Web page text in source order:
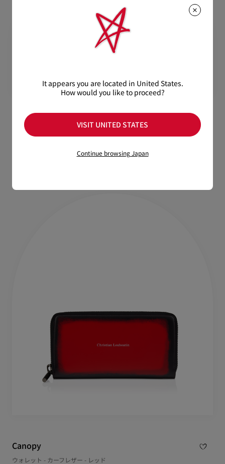
Tactical small
クロスボディバッグ - カーフレザー
Nostalgic
¥ 132,000
Canopy
ウォレット - カーフレザー - レッド
It appears you are located in United States.
How would you like to proceed?
VISIT UNITED STATES
Continue browsing Japan